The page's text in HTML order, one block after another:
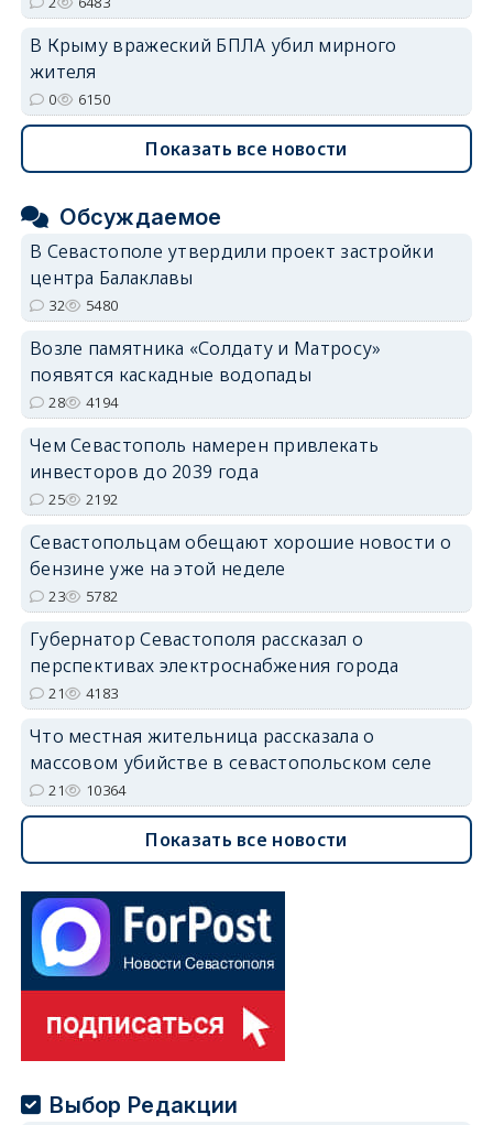
В Крыму вражеский БПЛА убил мирного
жителя
0 6150
Показать все новости
Обсуждаемое
В Севастополе утвердили проект застройки
центра Балаклавы
32 5480
Возле памятника «Солдату и Матросу»
появятся каскадные водопады
28 4194
Чем Севастополь намерен привлекать
инвесторов до 2039 года
25 2192
Севастопольцам обещают хорошие новости о
бензине уже на этой неделе
23 5782
Губернатор Севастополя рассказал о
перспективах электроснабжения города
21 4183
Что местная жительница рассказала о
массовом убийстве в севастопольском селе
21 10364
Показать все новости
Выбор Редакции